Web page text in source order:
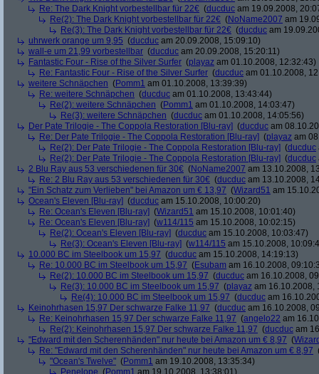
Re: The Dark Knight vorbestellbar für 22€ (ducduc am 19.09.2008,
Re(2): The Dark Knight vorbestellbar für 22€ (NoName2007 am
Re(3): The Dark Knight vorbestellbar für 22€ (ducduc am
uhrwerk orange um 9,95 (ducduc am 20.09.2008, 15:09:10)
wall-e um 21,99 vorbestellbar (ducduc am 20.09.2008, 15:20:11)
Fantastic Four - Rise of the Silver Surfer (playaz am 01.10.2008, 12:32:43)
Re: Fantastic Four - Rise of the Silver Surfer (ducduc am 01.10.2008,
weitere Schnäpchen (Pomm1 am 01.10.2008, 13:39:39)
Re: weitere Schnäpchen (ducduc am 01.10.2008, 13:43:44)
Re(2): weitere Schnäpchen (Pomm1 am 01.10.2008, 14:03:47)
Re(3): weitere Schnäpchen (ducduc am 01.10.2008, 14:05:56)
Der Pate Trilogie - The Coppola Restoration [Blu-ray] (ducduc am
Re: Der Pate Trilogie - The Coppola Restoration [Blu-ray] (playaz am
Re(2): Der Pate Trilogie - The Coppola Restoration [Blu-ray] (ducduc
Re(2): Der Pate Trilogie - The Coppola Restoration [Blu-ray] (ducduc
2 Blu Ray aus 53 verschiedenen für 30€ (NoName2007 am 13.10.2008,
Re: 2 Blu Ray aus 53 verschiedenen für 30€ (ducduc am 13.10.2008,
"Ein Schatz zum Verlieben" bei Amazon um € 13,97 (Wizard51 am
Ocean's Eleven [Blu-ray] (ducduc am 15.10.2008, 10:00:20)
Re: Ocean's Eleven [Blu-ray] (Wizard51 am 15.10.2008, 10:01:40)
Re: Ocean's Eleven [Blu-ray] (w114/115 am 15.10.2008, 10:02:15)
Re(2): Ocean's Eleven [Blu-ray] (ducduc am 15.10.2008, 10:03:47)
Re(3): Ocean's Eleven [Blu-ray] (w114/115 am 15.10.2008,
10.000 BC im Steelbook um 15,97 (ducduc am 15.10.2008, 14:19:13)
Re: 10.000 BC im Steelbook um 15,97 (Esubam am 16.10.2008,
Re(2): 10.000 BC im Steelbook um 15,97 (ducduc am 16.10.2008,
Re(3): 10.000 BC im Steelbook um 15,97 (playaz am 16.10.2008,
Re(4): 10.000 BC im Steelbook um 15,97 (ducduc am
Keinohrhasen 15,97 Der schwarze Falke 11,97 (ducduc am 16.10.2008,
Re: Keinohrhasen 15,97 Der schwarze Falke 11,97 (angelo22 am
Re(2): Keinohrhasen 15,97 Der schwarze Falke 11,97 (ducduc am
"Edward mit den Scherenhänden" nur heute bei Amazon um € 8,97 (
Re: "Edward mit den Scherenhänden" nur heute bei Amazon um € 8,97
"Ocean's Twelve" (Pomm1 am 19.10.2008, 13:35:34)
Penelope (Pomm1 am 19.10.2008, 13:38:01)